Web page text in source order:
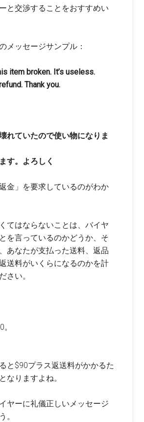
と交渉することをおすすめい
メッセージサンプル：
item broken. It’s useless.
Thank you.
れていたので使い物になりま
す。よろしく
金」を要求しているのがわか
てはならないことは、バイヤ
を言っているのかどうか、そ
あなたが支払った送料、返品
送料がいくらになるのかを計
さい。
と$90プラス返送料がかかるた
なりますよね。
ヤーに礼儀正しいメッセージ
。